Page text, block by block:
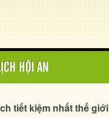
HỘI AN
tiết kiệm nhất thế giới